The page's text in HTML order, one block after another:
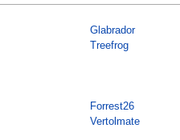
Glabrador
Treefrog
Forrest26
Vertolmate